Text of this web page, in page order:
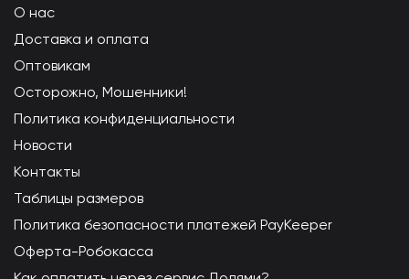
О нас
Доставка и оплата
Оптовикам
Осторожно, Мошенники!
Политика конфиденциальности
Новости
Контакты
Таблицы размеров
Политика безопасности платежей PayKeeper
Оферта-Робокасса